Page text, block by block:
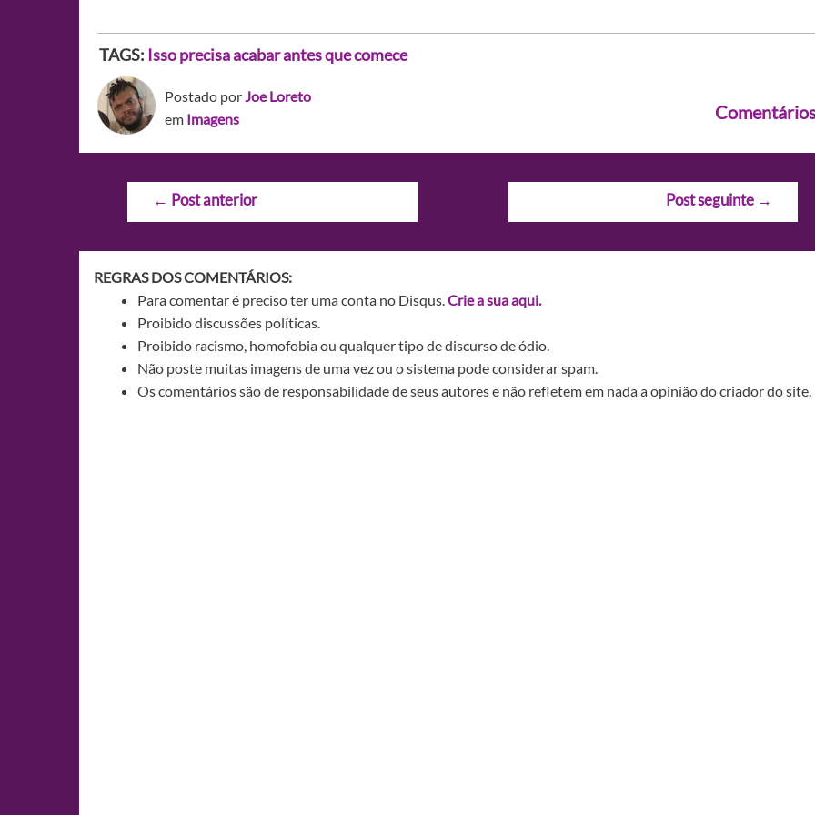
TAGS: Isso precisa acabar antes que comece
Postado porJoe Loreto
em Imagens
Navegação
← Post anterior Post seguinte →
REGRAS DOS COMENTÁRIOS:
Para comentar é preciso ter uma conta no Disqus.Crie a sua aqui.
Proibido discussões políticas.
Proibido racismo, homofobia ou qualquer tipo de discurso de ódio.
Não poste muitas imagens de uma vez ou o sistema pode considerar spam.
Os comentários são de responsabilidade de seus autores e não refletem em nada a opinião do criador do site.